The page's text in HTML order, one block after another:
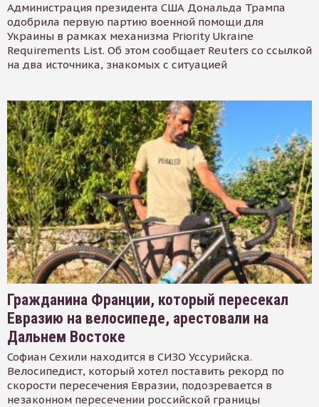
Администрация президента США Дональда Трампа
одобрила первую партию военной помощи для
Украины в рамках механизма Priority Ukraine
Requirements List. Об этом сообщает Reuters со ссылкой
на два источника, знакомых с ситуацией
Гражданина Франции, который пересекал
Евразию на велосипеде, арестовали на
Дальнем Востоке
Софиан Сехили находится в СИЗО Уссурийска.
Велосипедист, который хотел поставить рекорд по
скорости пересечения Евразии, подозревается в
незаконном пересечении российской границы